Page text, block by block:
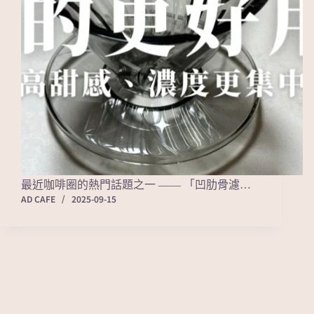
最近咖啡圈的熱門話題之一 —— 「凹肋骨濾…
AD CAFE
2025-09-15